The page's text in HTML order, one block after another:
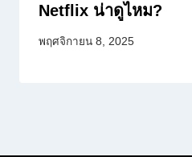
Netflix น่าดูไหม?
พฤศจิกายน 8, 2025